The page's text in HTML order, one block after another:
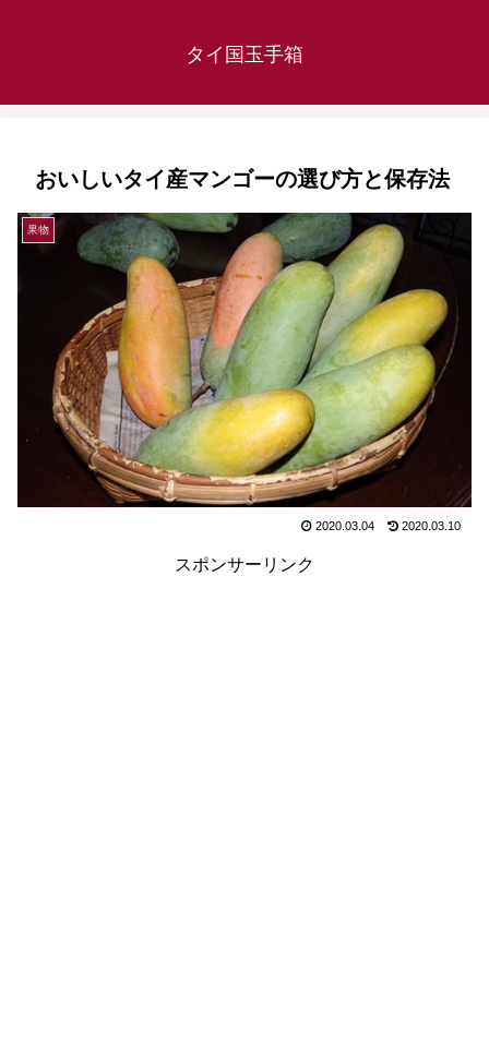
タイ国玉手箱
おいしいタイ産マンゴーの選び方と保存法
果物
2020.03.04 2020.03.10
スポンサーリンク